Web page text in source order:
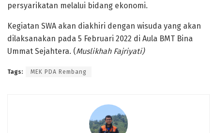
persyarikatan melalui bidang ekonomi.
Kegiatan SWA akan diakhiri dengan wisuda yang akan
dilaksanakan pada 5 Februari 2022 di Aula BMT Bina
Ummat Sejahtera. (Muslikhah Fajriyati)
Tags: MEK PDA Rembang